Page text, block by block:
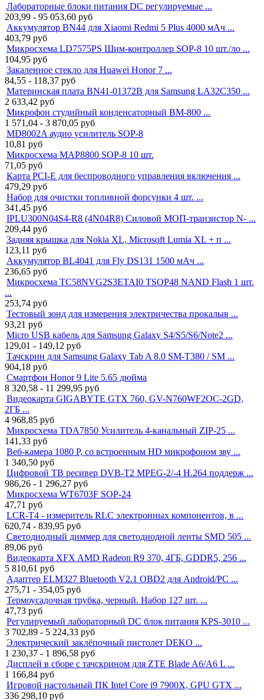
Лабораторные блоки питания DC регулируемые ...
203,99 - 95 053,60 руб
Аккумулятор BN44 для Xiaomi Redmi 5 Plus 4000 мАч ...
403,79 руб
Микросхема LD7575PS Шим-контроллер SOP-8 10 шт./ло ...
104,95 руб
Закаленное стекло для Huawei Honor 7 ...
84,55 - 118,37 руб
Материнская плата BN41-01372B для Samsung LA32C350 ...
2 633,42 руб
Микрофон студийный конденсаторный BM-800 ...
1 571,04 - 3 870,05 руб
MD8002A аудио усилитель SOP-8
10,81 руб
Микросхема MAP8800 SOP-8 10 шт.
71,05 руб
Карта PCI-E для беспроводного управления включения ...
479,29 руб
Набор для очистки топливной форсунки 4 шт. ...
341,45 руб
IPLU300N04S4-R8 (4N04R8) Силовой МОП-транзистор N- ...
209,44 руб
Задняя крышка для Nokia XL, Microsoft Lumia XL + п ...
123,11 руб
Аккумулятор BL4041 для Fly DS131 1500 мАч ...
236,65 руб
Микросхема TC58NVG2S3ETAI0 TSOP48 NAND Flash 1 шт.
...
253,74 руб
Тестовый зонд для измерения электричества прокалыв ...
93,21 руб
Micro USB кабель для Samsung Galaxy S4/S5/S6/Note2 ...
129,01 - 149,12 руб
Тачскрин для Samsung Galaxy Tab A 8.0 SM-T380 / SM ...
904,18 руб
Смартфон Honor 9 Lite 5.65 дюйма
8 320,58 - 11 299,95 руб
Видеокарта GIGABYTE GTX 760, GV-N760WF2OC-2GD,
2ГБ ...
4 968,85 руб
Микросхема TDA7850 Усилитель 4-канальный ZIP-25 ...
141,33 руб
Веб-камера 1080 P, со встроенным HD микрофоном зву ...
1 340,50 руб
Цифровой ТВ ресивер DVB-T2 MPEG-2/-4 H.264 поддерж ...
986,26 - 1 296,27 руб
Микросхема WT6703F SOP-24
47,71 руб
LCR-T4 - измеритель RLC электронных компонентов, в ...
620,74 - 839,95 руб
Светодиодный диммер для светодиодной ленты SMD 505 ...
89,06 руб
Видеокарта XFX AMD Radeon R9 370, 4ГБ, GDDR5, 256 ...
5 810,61 руб
Адаптер ELM327 Bluetooth V2.1 OBD2 для Android/PC ...
275,71 - 354,05 руб
Термоусадочная трубка, черный. Набор 127 шт. ...
47,73 руб
Регулируемый лабораторный DC блок питания KPS-3010 ...
3 702,89 - 5 224,33 руб
Электрический заклёпочный пистолет DEKO ...
1 230,37 - 1 896,58 руб
Дисплей в сборе с тачскрином для ZTE Blade A6/A6 L ...
1 166,84 руб
Игровой настольный ПК Intel Core i9 7900X, GPU GTX ...
336 298,10 руб